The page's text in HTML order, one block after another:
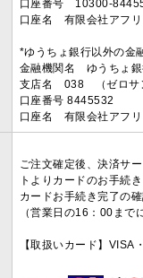
口座番号 10300-
口座名 有限会社アフ
*ゆうちょ銀行以外の金
金融機関名 ゆうちょ
支店名 038 （ゼロサ
口座番号 8445532
口座名 有限会社アフ
ご注文確定後、決済サ
トよりカードのお手続
カードお手続き完了の
（営業日の16：00ま
【取扱いカード】